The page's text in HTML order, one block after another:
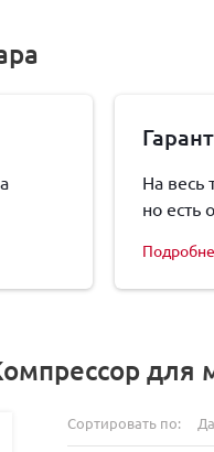
На весь
но есть
для
Сортировать по: